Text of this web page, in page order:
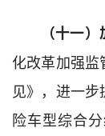
（十一
化改革加强
见》，进一
险车型综合